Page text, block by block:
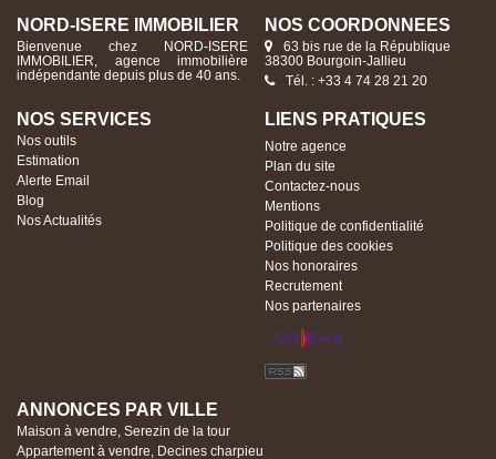
NORD-ISERE IMMOBILIER
Bienvenue chez NORD-ISERE
IMMOBILIER, agence immobilière
indépendante depuis plus de 40 ans.
NOS COORDONNÉES
63 bis rue de la République
38300 Bourgoin-Jallieu
Tél. : +33 4 74 28 21 20
NOS SERVICES
Nos outils
Estimation
Alerte Email
Blog
Nos Actualités
LIENS PRATIQUES
Notre agence
Plan du site
Contactez-nous
Mentions
Politique de confidentialité
Politique des cookies
Nos honoraires
Recrutement
Nos partenaires
ANNONCES PAR VILLE
Maison à vendre, Serezin de la tour
Appartement à vendre, Decines charpieu